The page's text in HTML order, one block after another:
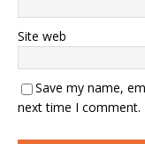
Site web
Save my name,
next time I comment.